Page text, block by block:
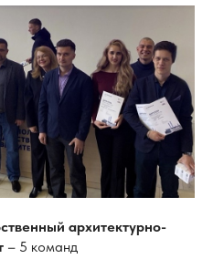
архитектурно-
– 5 команд